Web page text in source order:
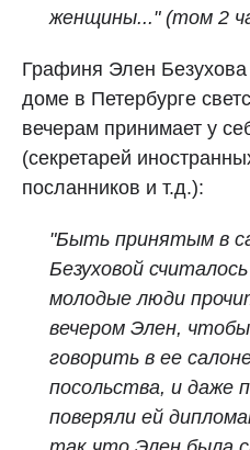
женщины..." (том 2
Графиня Элен Безухова
доме в Петербурге
вечерам принимает у
(секретарей
посланников и т.д.):
"Быть принятым в
Безуховой
молодые люди
вечером Элен,
говорить в ее
посольства, и даже
поверяли ей